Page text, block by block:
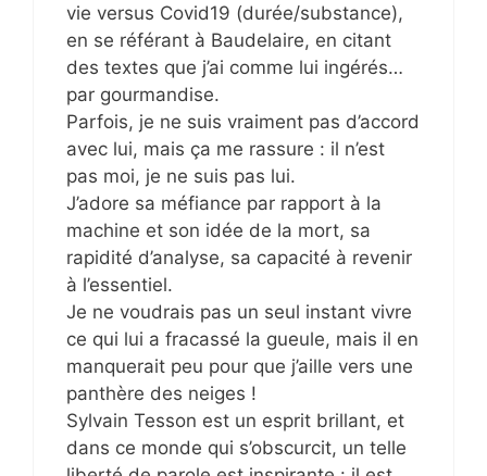
vie versus Covid19 (durée/substance),
en se référant à Baudelaire, en citant
des textes que j’ai comme lui ingérés…
par gourmandise.
Parfois, je ne suis vraiment pas d’accord
avec lui, mais ça me rassure : il n’est
pas moi, je ne suis pas lui.
J’adore sa méfiance par rapport à la
machine et son idée de la mort, sa
rapidité d’analyse, sa capacité à revenir
à l’essentiel.
Je ne voudrais pas un seul instant vivre
ce qui lui a fracassé la gueule, mais il en
manquerait peu pour que j’aille vers une
panthère des neiges !
Sylvain Tesson est un esprit brillant, et
dans ce monde qui s’obscurcit, un telle